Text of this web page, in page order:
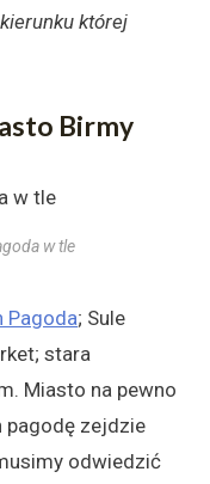
której
Birmy
w tle
Pagoda; Sule
stara
Miasto na pewno
pagodę zejdzie
odwiedzić